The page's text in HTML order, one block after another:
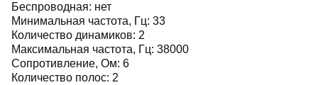
Беспроводная: нет
Минимальная частота, Гц: 33
Количество динамиков: 2
Максимальная частота, Гц: 38000
Сопротивление, Ом: 6
Количество полос: 2